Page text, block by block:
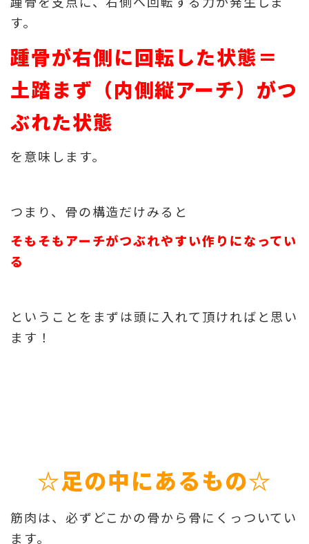
す。
踵骨が右側に回転した状態＝
土踏まず（内側縦アーチ）がつ
ぶれた状態
を意味します。
つまり、骨の構造だけみると
そもそもアーチがつぶれやすい作りになってい
る
ということをまずは頭に入れて頂ければと思い
ます！
☆足の中にあるもの☆
筋肉は、必ずどこかの骨から骨にくっついてい
ます。